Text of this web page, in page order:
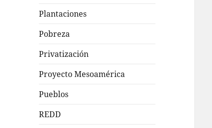
Plantaciones
Pobreza
Privatización
Proyecto Mesoamérica
Pueblos
REDD